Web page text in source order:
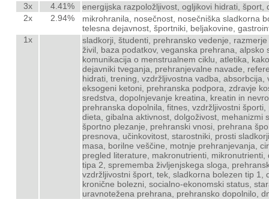
3x
4.41%
energijska razpoložljivost, ogljikovi hidrati, šport,
2x
2.94%
mikrohranila, nosečnost, nosečniška sladkorna
telesna dejavnost, športniki, beljakovine,
1x
sladkorji, študenti, prehransko vedenje,
živil, baza podatkov, veganska prehrana,
komunikacija o menstrualnem ciklu, atletika,
dejavniki tveganja, prehranjevalne navade,
hidrati, trening, vzdržljivostna vadba,
eksogeni ketoni, prehranska podpora, zdravje
sredstva, dopolnjevanje kreatina, kreatin in
prehranska dopolnila, fitnes, vzdržljivostni
dieta, gibalna aktivnost, dolgoživost,
športno plezanje, prehranski vnosi, prehrana
presnova, učinkovitost, starostniki, prosti
masa, borilne veščine, motnje prehranjevanja,
pregled literature, makronutrienti,
tipa 2, sprememba življenjskega sloga,
vzdržljivostni šport, tek, sladkorna bolezen tip
kronične bolezni, socialno-ekonomski status,
uravnotežena prehrana, prehransko dopolnilo,